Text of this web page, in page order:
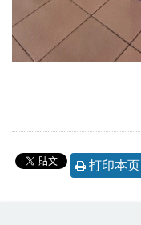
打印本页